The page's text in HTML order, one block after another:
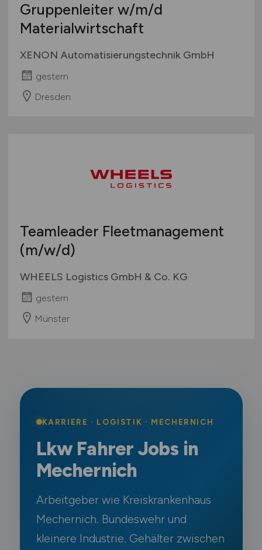
Gruppenleiter w/m/d
Materialwirtschaft
XENON Automatisierungstechnik GmbH
gestern
Dresden
Teamleader Fleetmanagement
(m/w/d)
WHEELS Logistics GmbH & Co. KG
gestern
Münster
KARRIERE · LOGISTIK · MECHERNICH
Lkw Fahrer Jobs in
Mechernich
Arbeitgeber wie Kreiskrankenhaus
Mechernich. Bundeswehr und
kleinere Industrie. Gehälter zwischen